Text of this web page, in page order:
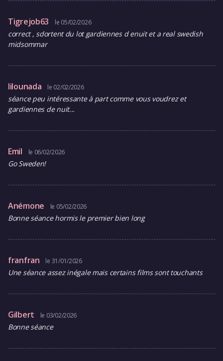
Tigrejob63 le 05/02/2026
correct , sdortent du lot gardiennes d enuit et a real swedish
midsommar
lilounada le 02/02/2026
séance peu intéressante à part comme vous voudrez et
gardiennes de nuit...
Emil le 06/02/2026
Go Sweden!
Anémone le 05/02/2026
Bonne séance hormis le premier bien long
franfran le 31/01/2026
Une séance assez inégale mais certains films sont touchants
Gilbert le 03/02/2026
Bonne séance